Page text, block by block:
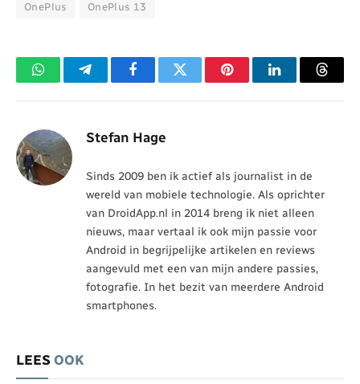
OnePlus OnePlus 13
WhatsAppTelegramFacebookTwitter PinterestLinkedIn
Stefan Hage
Sinds 2009 ben ik actief als journalist in de
wereld van mobiele technologie. Als oprichter
van DroidApp.nl in 2014 breng ik niet alleen
nieuws, maar vertaal ik ook mijn passie voor
Android in begrijpelijke artikelen en reviews
aangevuld met een van mijn andere passies,
fotografie. In het bezit van meerdere Android
smartphones.
LEES OOK